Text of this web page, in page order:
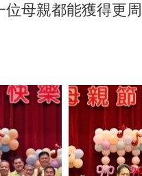
位母親都能獲得更